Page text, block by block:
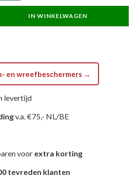
IN WINKELWAGEN
en wreefbeschermers →
levertijd
v.a. €75,- NL/BE
voor extra korting
tevreden klanten